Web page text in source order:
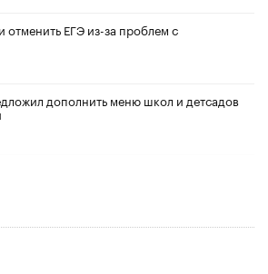
отменить ЕГЭ из-за проблем с
дополнить меню школ и детсадов